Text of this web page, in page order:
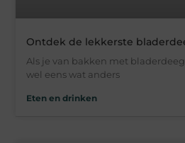
Ontdek de lekkerste
Als je van bakken met
wel eens wat anders
Eten en drinken